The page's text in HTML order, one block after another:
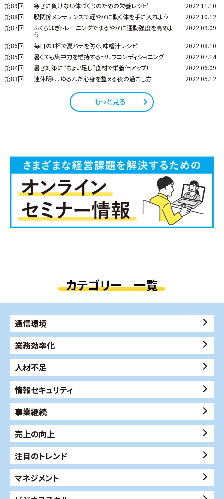
第89回 寒さに負けない体づくりのための栄養レシピ
2022.11.10
第88回
股関節メンテナンスで軽やかに動く体を手に入れよう
2022.10.12
第87回
ふくらはぎトレーニングでゆるやかに運動強度を高めよ
う
2022.09.09
第86回 毎日の1杯で夏バテを防ぐ、味噌汁レシピ
2022.08.10
第85回
暑くても集中力を維持するセルフコンディショニング
2022.07.14
第84回
暑さ対策に“ちょい足し”食材で栄養価アップ！
2022.06.09
第83回
連休明け、ゆるんだ心身を整える夜の過ごし方 2022.05.12
もっと見る
カテゴリー 一覧
通信環境
業務効率化
人材不足
情報セキュリティ
事業継続
売上の向上
注目のトレンド
マネジメント